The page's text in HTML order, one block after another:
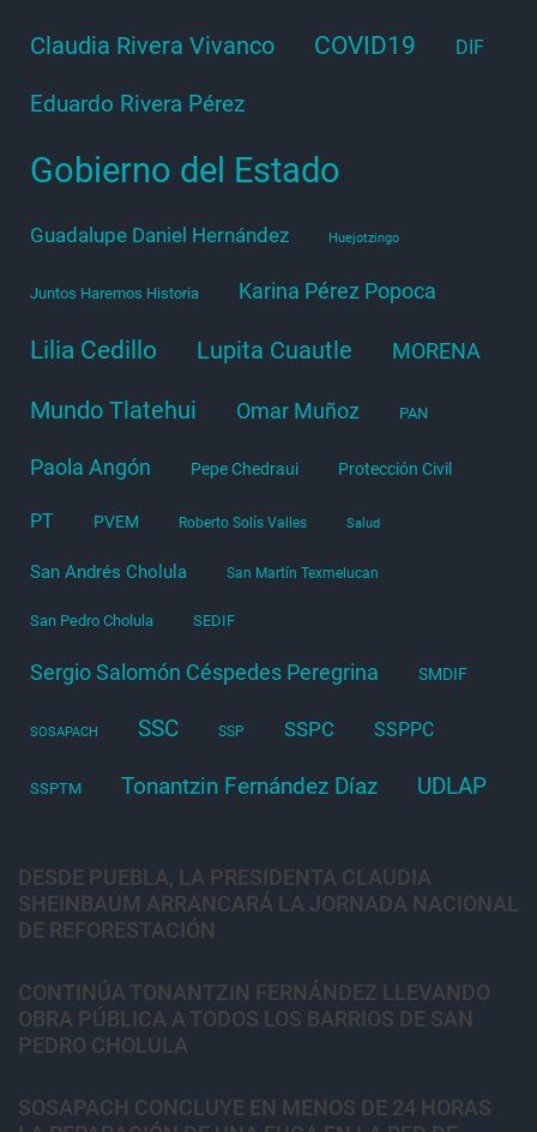
Claudia Rivera Vivanco COVID19 DIF
Eduardo Rivera Pérez
Gobierno del Estado
Guadalupe Daniel Hernández Huejotzingo
Juntos Haremos Historia Karina Pérez Popoca
Lilia Cedillo Lupita Cuautle MORENA
Mundo Tlatehui Omar Muñoz PAN
Paola Angón Pepe Chedraui Protección Civil
PT PVEM Roberto Solís Valles Salud
San Andrés Cholula San Martín Texmelucan
San Pedro Cholula SEDIF
Sergio Salomón Céspedes Peregrina SMDIF
SOSAPACH SSC SSP SSPC SSPPC
SSPTM Tonantzin Fernández Díaz UDLAP
DESDE PUEBLA, LA PRESIDENTA CLAUDIA
SHEINBAUM ARRANCARÁ LA JORNADA NACIONAL
DE REFORESTACIÓN
CONTINÚA TONANTZIN FERNÁNDEZ LLEVANDO
OBRA PÚBLICA A TODOS LOS BARRIOS DE SAN
PEDRO CHOLULA
SOSAPACH CONCLUYE EN MENOS DE 24 HORAS